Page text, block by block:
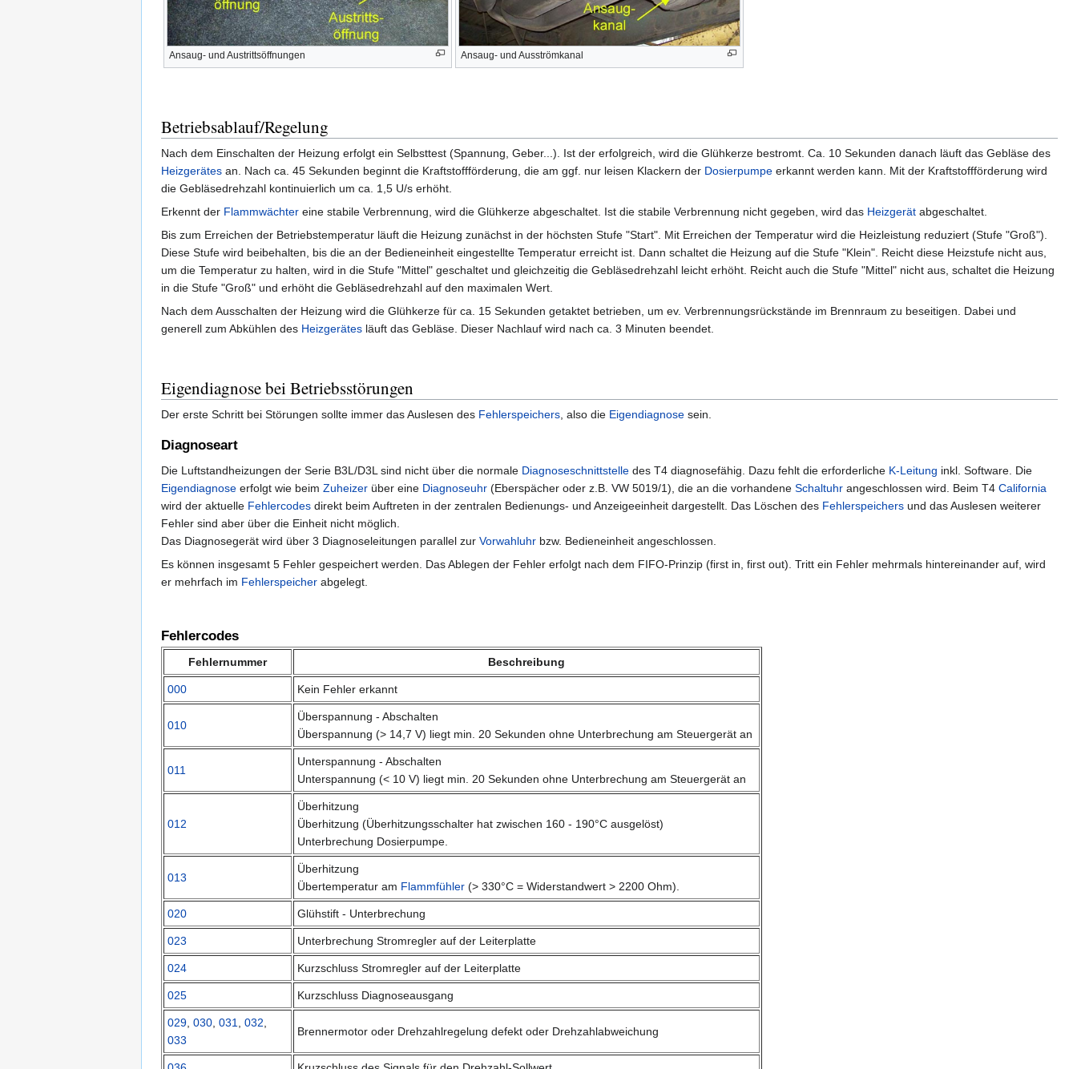
Ansaug- und Austrittsöffnungen Ansaug- und Ausströmkanal
Betriebsablauf/Regelung
Nach dem Einschalten der Heizung erfolgt ein Selbsttest (Spannung, Geber...). Ist der erfolgreich, wird die Glühkerze bestromt. Ca. 10 Sekunden danach läuft das Gebläse des
Heizgerätes an. Nach ca. 45 Sekunden beginnt die Kraftstoffförderung, die am ggf. nur leisen Klackern der Dosierpumpe erkannt werden kann. Mit der Kraftstoffförderung wird
die Gebläsedrehzahl kontinuierlich um ca. 1,5 U/s erhöht.
Erkennt der Flammwächter eine stabile Verbrennung, wird die Glühkerze abgeschaltet. Ist die stabile Verbrennung nicht gegeben, wird das Heizgerät abgeschaltet.
Bis zum Erreichen der Betriebstemperatur läuft die Heizung zunächst in der höchsten Stufe "Start". Mit Erreichen der Temperatur wird die Heizleistung reduziert (Stufe "Groß").
Diese Stufe wird beibehalten, bis die an der Bedieneinheit eingestellte Temperatur erreicht ist. Dann schaltet die Heizung auf die Stufe "Klein". Reicht diese Heizstufe nicht aus,
um die Temperatur zu halten, wird in die Stufe "Mittel" geschaltet und gleichzeitig die Gebläsedrehzahl leicht erhöht. Reicht auch die Stufe "Mittel" nicht aus, schaltet die Heizung
in die Stufe "Groß" und erhöht die Gebläsedrehzahl auf den maximalen Wert.
Nach dem Ausschalten der Heizung wird die Glühkerze für ca. 15 Sekunden getaktet betrieben, um ev. Verbrennungsrückstände im Brennraum zu beseitigen. Dabei und
generell zum Abkühlen des Heizgerätes läuft das Gebläse. Dieser Nachlauf wird nach ca. 3 Minuten beendet.
Eigendiagnose bei Betriebsstörungen
Der erste Schritt bei Störungen sollte immer das Auslesen des Fehlerspeichers , also die Eigendiagnose sein.
Diagnoseart
Die Luftstandheizungen der Serie B3L/D3L sind nicht über die normale Diagnoseschnittstelle des T4 diagnosefähig. Dazu fehlt die erforderliche K-Leitung inkl. Software. Die
Eigendiagnose erfolgt wie beim Zuheizer über eine Diagnoseuhr (Eberspächer oder z.B. VW 5019/1), die an die vorhandene Schaltuhr angeschlossen wird. Beim T4 California
wird der aktuelle Fehlercodes direkt beim Auftreten in der zentralen Bedienungs- und Anzeigeeinheit dargestellt. Das Löschen des Fehlerspeichers und das Auslesen weiterer
Fehler sind aber über die Einheit nicht möglich.
Das Diagnosegerät wird über 3 Diagnoseleitungen parallel zur Vorwahluhr bzw. Bedieneinheit angeschlossen.
Es können insgesamt 5 Fehler gespeichert werden. Das Ablegen der Fehler erfolgt nach dem FIFO-Prinzip (first in, first out). Tritt ein Fehler mehrmals hintereinander auf, wird
er mehrfach im Fehlerspeicher abgelegt.
Fehlercodes
Fehlernummer Beschreibung
000 Kein Fehler erkannt
010
Überspannung - Abschalten
Überspannung (> 14,7 V) liegt min. 20 Sekunden ohne Unterbrechung am Steuergerät an
011
Unterspannung - Abschalten
Unterspannung (< 10 V) liegt min. 20 Sekunden ohne Unterbrechung am Steuergerät an
012
Überhitzung
Überhitzung (Überhitzungsschalter hat zwischen 160 - 190°C ausgelöst)
Unterbrechung Dosierpumpe.
013
Überhitzung
Übertemperatur am Flammfühler (> 330°C = Widerstandwert > 2200 Ohm).
020 Glühstift - Unterbrechung
023 Unterbrechung Stromregler auf der Leiterplatte
024 Kurzschluss Stromregler auf der Leiterplatte
025 Kurzschluss Diagnoseausgang
029, 030, 031, 032,
033
Brennermotor oder Drehzahlregelung defekt oder Drehzahlabweichung